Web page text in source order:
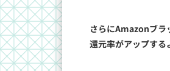
さらにAmazonブラ
還元率がアップす